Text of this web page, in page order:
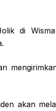
di
akan